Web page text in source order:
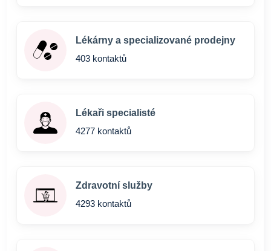
Lékárny a specializované prodejny
403 kontaktů
Lékaři specialisté
4277 kontaktů
Zdravotní služby
4293 kontaktů